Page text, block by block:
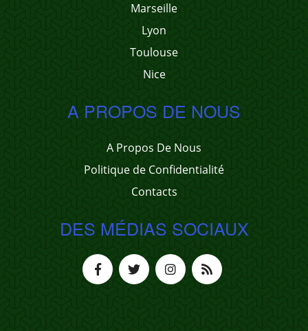
Marseille
Lyon
Toulouse
Nice
A PROPOS DE NOUS
A Propos De Nous
Politique de Confidentialité
Contacts
DES MÉDIAS SOCIAUX